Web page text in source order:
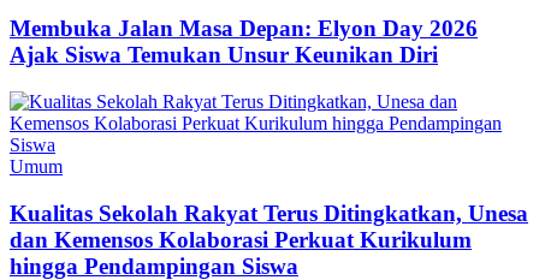
Membuka Jalan Masa Depan: Elyon Day 2026
Ajak Siswa Temukan Unsur Keunikan Diri
Umum
Kualitas Sekolah Rakyat Terus Ditingkatkan, Unesa
dan Kemensos Kolaborasi Perkuat Kurikulum
hingga Pendampingan Siswa